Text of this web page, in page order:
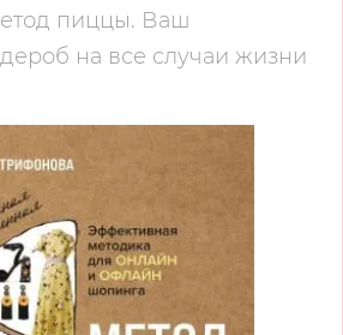
пиццы. Ваш
на все случаи жизни